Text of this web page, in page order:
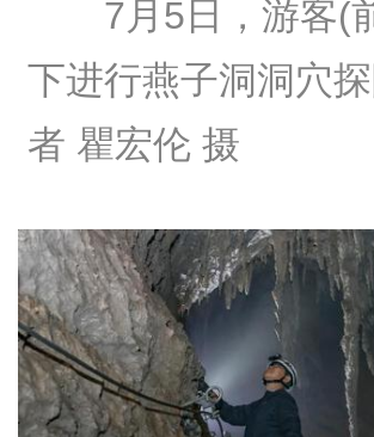
7月5日，游客(
下进行燕子洞洞穴
者 瞿宏伦 摄